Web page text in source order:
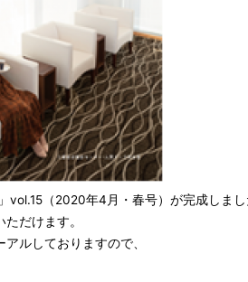
vol.15（2020年4月・春号）が完成しま
だけます。
ルしておりますので、